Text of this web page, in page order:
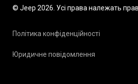
© Jeep 2026. Усі права належать
Політика конфіденційності
Юридичне повідомлення